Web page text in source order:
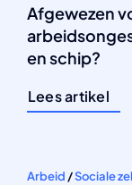
Afgewezen
en schip?
Lees artikel
Arbeid /Sociale